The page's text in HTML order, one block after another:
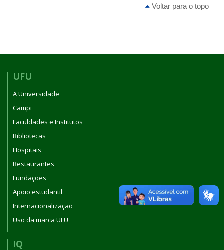
Voltar para o topo
UFU
A Universidade
Campi
Faculdades e Institutos
Bibliotecas
Hospitais
Restaurantes
Fundações
Apoio estudantil
Internacionalização
Uso da marca UFU
IQ